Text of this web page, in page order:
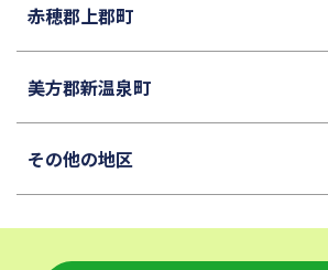
赤穂郡上郡町
美方郡新温泉町
その他の地区